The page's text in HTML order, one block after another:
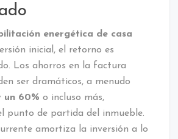
energética de casa
inicial, el retorno es
Los ahorros en la factura
ser dramáticos, a menudo
un 60% o incluso más,
punto de partida del inmueble.
amortiza la inversión a lo